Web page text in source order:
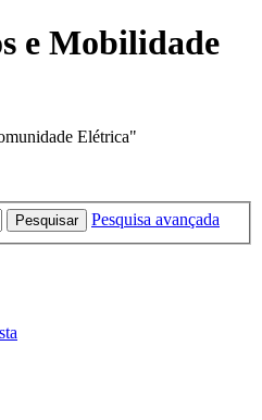
e Mobilidade
Elétrica"
Pesquisar Pesquisa avançada